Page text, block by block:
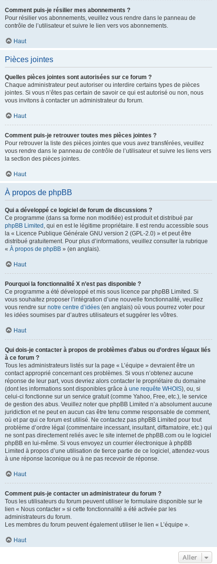
Comment puis-je résilier mes abonnements ?
Pour résilier vos abonnements, veuillez vous rendre dans le panneau de
contrôle de l’utilisateur et suivre le lien vers vos abonnements.
Haut
Pièces jointes
Quelles pièces jointes sont autorisées sur ce forum ?
Chaque administrateur peut autoriser ou interdire certains types de pièces
jointes. Si vous n’êtes pas certain de savoir ce qui est autorisé ou non, nous
vous invitons à contacter un administrateur du forum.
Haut
Comment puis-je retrouver toutes mes pièces jointes ?
Pour retrouver la liste des pièces jointes que vous avez transférées, veuillez
vous rendre dans le panneau de contrôle de l’utilisateur et suivre les liens vers
la section des pièces jointes.
Haut
À propos de phpBB
Qui a développé ce logiciel de forum de discussions ?
Ce programme (dans sa forme non modifiée) est produit et distribué par
phpBB Limited , qui en est le légitime propriétaire. Il est rendu accessible sous
la « Licence Publique Générale GNU version 2 (GPL-2.0) » et peut être
distribué gratuitement. Pour plus d’informations, veuillez consulter la rubrique
« À propos de phpBB » (en anglais).
Haut
Pourquoi la fonctionnalité X n’est pas disponible ?
Ce programme a été développé et mis sous licence par phpBB Limited. Si
vous souhaitez proposer l’intégration d’une nouvelle fonctionnalité, veuillez
vous rendre sur notre centre d’idées (en anglais) où vous pourrez voter pour
les idées soumises par d’autres utilisateurs et suggérer les vôtres.
Haut
Qui dois-je contacter à propos de problèmes d’abus ou d’ordres légaux liés
à ce forum ?
Tous les administrateurs listés sur la page « L’équipe » devraient être un
contact approprié concernant ces problèmes. Si vous n’obtenez aucune
réponse de leur part, vous devriez alors contacter le propriétaire du domaine
(dont les informations sont disponibles grâce à une requête WHOIS), ou, si
celui-ci fonctionne sur un service gratuit (comme Yahoo, Free, etc.), le service
de gestion des abus. Veuillez noter que phpBB Limited n’a absolument aucune
juridiction et ne peut en aucun cas être tenu comme responsable de comment,
où et par qui ce forum est utilisé. Ne contactez pas phpBB Limited pour tout
problème d’ordre légal (commentaire incessant, insultant, diffamatoire, etc.) qui
ne sont pas directement reliés avec le site internet de phpBB.com ou le logiciel
phpBB en lui-même. Si vous envoyez un courrier électronique à phpBB
Limited à propos d’une utilisation de tierce partie de ce logiciel, attendez-vous
à une réponse laconique ou à ne pas recevoir de réponse.
Haut
Comment puis-je contacter un administrateur du forum ?
Tous les utilisateurs du forum peuvent utiliser le formulaire disponible sur le
lien « Nous contacter » si cette fonctionnalité a été activée par les
administrateurs du forum.
Les membres du forum peuvent également utiliser le lien « L’équipe ».
Haut
Aller